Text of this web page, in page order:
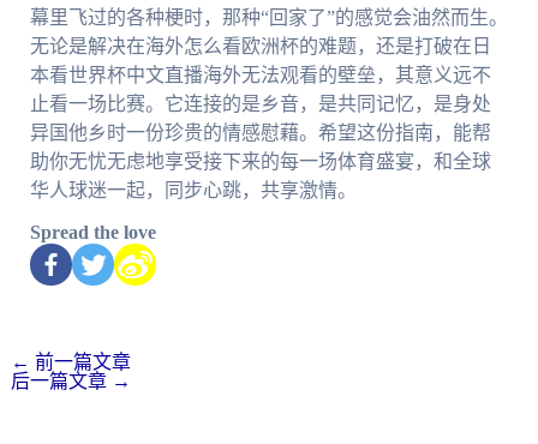
幕里飞过的各种梗时，那种“回家了”的感觉会油然而生。
无论是解决在海外怎么看欧洲杯的难题，还是打破在日
本看世界杯中文直播海外无法观看的壁垒，其意义远不
止看一场比赛。它连接的是乡音，是共同记忆，是身处
异国他乡时一份珍贵的情感慰藉。希望这份指南，能帮
助你无忧无虑地享受接下来的每一场体育盛宴，和全球
华人球迷一起，同步心跳，共享激情。
Spread the love
← 前一篇文章
后一篇文章 →